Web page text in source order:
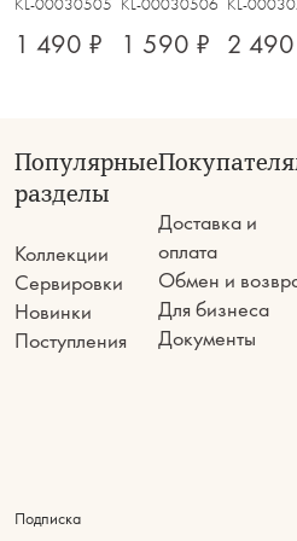
1 490 ₽ 1 590 ₽ 2
Популярные
разделы
Коллекции
Сервировки
Новинки
Поступления
Доставка и
оплата
Обмен и
Для бизнеса
Документы
Подписка